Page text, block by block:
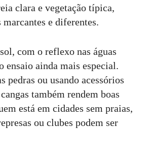
clara e vegetação típica,
e diferentes.
com o reflexo nas águas
ensaio ainda mais especial.
pedras ou usando acessórios
também rendem boas
está em cidades sem praias,
ou clubes podem ser